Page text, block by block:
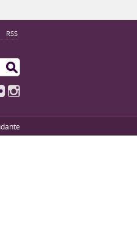
RSS
Flickr